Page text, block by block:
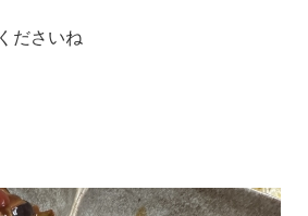
ださいね